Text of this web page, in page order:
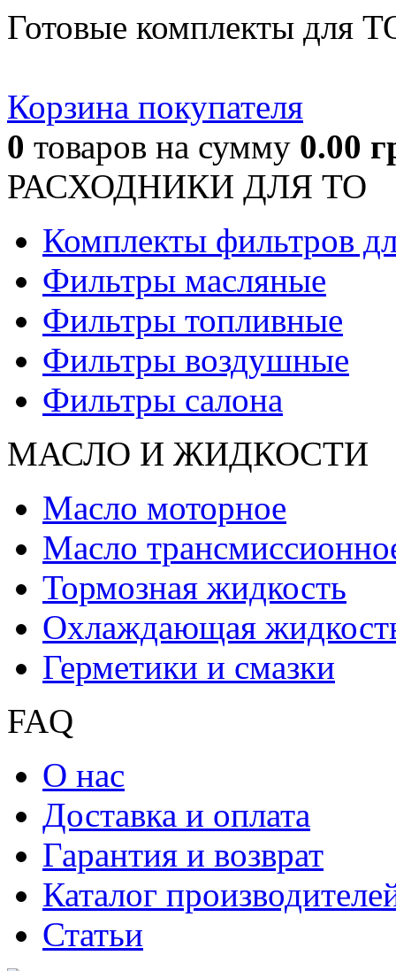
Готовые комплекты для
Корзина покупателя
0 товаров на сумму 0.00
РАСХОДНИКИ ДЛЯ ТО
Комплекты фильтров
Фильтры масляные
Фильтры топливные
Фильтры воздушные
Фильтры салона
МАСЛО И ЖИДКОCТИ
Масло моторное
Масло
Тормозная жидкость
Охлаждающая
Герметики и смазки
FAQ
О нас
Доставка и оплата
Гарантия и возврат
Каталог
Статьи